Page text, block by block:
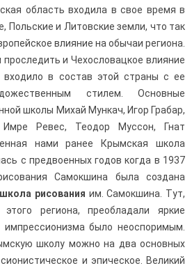
область входила в свое время в
Польские и Литовские земли, что так
влияние на обычаи региона.
и Чехословацкое влияние
входило в состав этой страны с ее
стилем. Основные
школы Михай Мункач, Игор Грабар,
Ревес, Теодор Муссон, Гнат
нами ранее Крымская школа
с предвоенных годов когда в 1937
Самокшина была создана
школа рисования им. Самокшина. Тут,
региона, преобладали яркие
импрессионизма было неоспоримым.
школу можно на два основных
и эпическое. Великий